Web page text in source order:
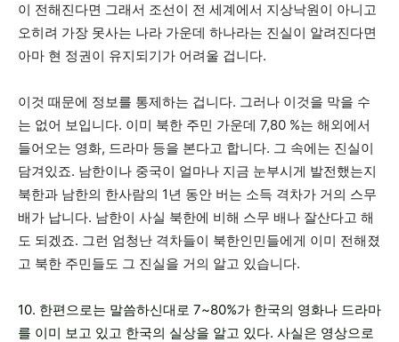
이 전해진다면 그래서 조선이 전 세계에서 지상낙원이 아니고
오히려 가장 못사는 나라 가운데 하나라는 진실이 알려진다면
아마 현 정권이 유지되기가 어려울 겁니다.
이것 때문에 정보를 통제하는 겁니다. 그러나 이것을 막을 수
는 없어 보입니다. 이미 북한 주민 가운데 7,80 %는 해외에서
들어오는 영화, 드라마 등을 본다고 합니다. 그 속에는 진실이
담겨있죠. 남한이나 중국이 얼마나 지금 눈부시게 발전했는지
북한과 남한의 한사람의 1년 동안 버는 소득 격차가 거의 스무
배가 납니다. 남한이 사실 북한에 비해 스무 배나 잘산다고 해
도 되겠죠. 그런 엄청난 격차들이 북한인민들에게 이미 전해졌
고 북한 주민들도 그 진실을 거의 알고 있습니다.
10. 한편으로는 말씀하신대로 7~80%가 한국의 영화나 드라마
를 이미 보고 있고 한국의 실상을 알고 있다. 사실은 영상으로